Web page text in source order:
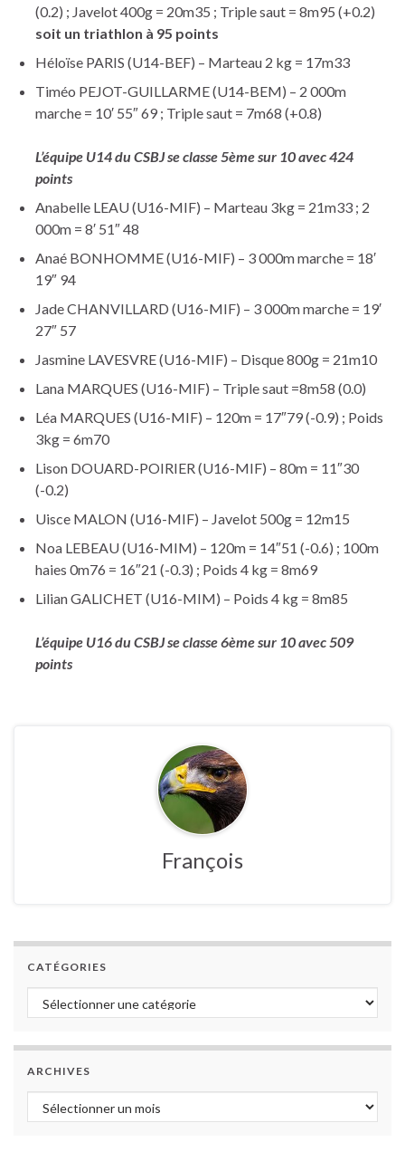
(0.2) ; Javelot 400g = 20m35 ; Triple saut = 8m95 (+0.2)
soit un triathlon à 95 points
Héloïse PARIS (U14-BEF) – Marteau 2 kg = 17m33
Timéo PEJOT-GUILLARME (U14-BEM) – 2 000m
marche = 10′ 55″ 69 ; Triple saut = 7m68 (+0.8)
L’équipe U14 du CSBJ se classe 5ème sur 10 avec 424
points
Anabelle LEAU (U16-MIF) – Marteau 3kg = 21m33 ; 2
000m = 8′ 51″ 48
Anaé BONHOMME (U16-MIF) – 3 000m marche = 18′
19″ 94
Jade CHANVILLARD (U16-MIF) – 3 000m marche = 19′
27″ 57
Jasmine LAVESVRE (U16-MIF) – Disque 800g = 21m10
Lana MARQUES (U16-MIF) – Triple saut =8m58 (0.0)
Léa MARQUES (U16-MIF) – 120m = 17″79 (-0.9) ; Poids
3kg = 6m70
Lison DOUARD-POIRIER (U16-MIF) – 80m = 11″30
(-0.2)
Uisce MALON (U16-MIF) – Javelot 500g = 12m15
Noa LEBEAU (U16-MIM) – 120m = 14″51 (-0.6) ; 100m
haies 0m76 = 16″21 (-0.3) ; Poids 4 kg = 8m69
Lilian GALICHET (U16-MIM) – Poids 4 kg = 8m85
L’équipe U16 du CSBJ se classe 6ème sur 10 avec 509
points
François
CATÉGORIES
Catégories
ARCHIVES
Archives